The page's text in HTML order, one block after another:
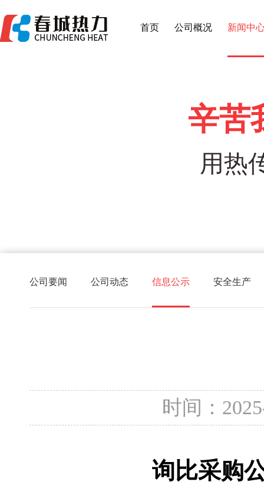
首页 公司概况 新闻中
辛苦
用热
公司要闻 公司动态 信息公示 安全生产
时间：
询比采购